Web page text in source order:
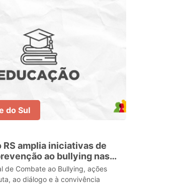
do Sul
RS amplia iniciativas de
ao bullying nas
de Combate ao Bullying, ações
ao diálogo e à convivência